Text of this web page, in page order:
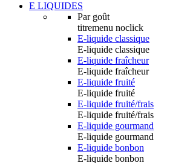
E LIQUIDES
Par goût
titremenu noclick
E-liquide classique
E-liquide classique
E-liquide fraîcheur
E-liquide fraîcheur
E-liquide fruité
E-liquide fruité
E-liquide fruité/frais
E-liquide fruité/frais
E-liquide gourmand
E-liquide gourmand
E-liquide bonbon
E-liquide bonbon